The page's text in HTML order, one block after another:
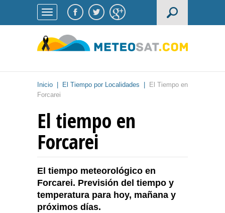
Inicio El Tiempo por Localidades
El Tiempo en
Forcarei
El tiempo en
Forcarei
El tiempo meteorológico en
Forcarei. Previsión del tiempo y
temperatura para hoy, mañana y
próximos días.